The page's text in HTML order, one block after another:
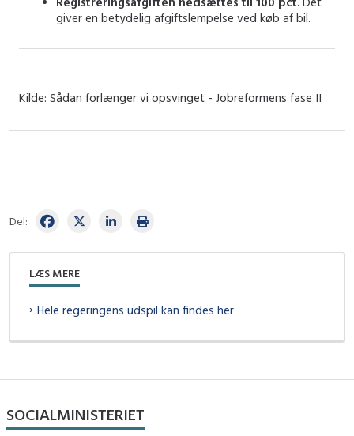
giver en betydelig afgiftslempelse ved køb af bil.
Kilde: Sådan forlænger vi opsvinget - Jobreformens fase II
Del:
LÆS MERE
Hele regeringens udspil kan findes her
SOCIALMINISTERIET